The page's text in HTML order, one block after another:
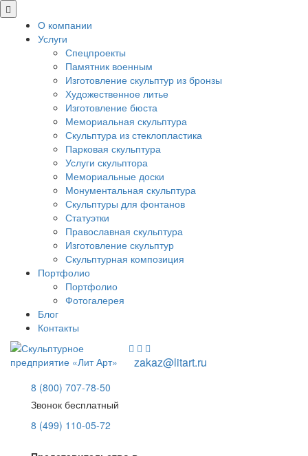
О компании
Услуги
Спецпроекты
Памятник военным
Изготовление скульптур из бронзы
Художественное литье
Изготовление бюста
Мемориальная скульптура
Скульптура из стеклопластика
Парковая скульптура
Услуги скульптора
Мемориальные доски
Монументальная скульптура
Скульптуры для фонтанов
Статуэтки
Православная скульптура
Изготовление скульптур
Скульптурная композиция
Портфолио
Портфолио
Фотогалерея
Блог
Контакты
zakaz@litart.ru
8 (800) 707-78-50
Звонок бесплатный
8 (499) 110-05-72